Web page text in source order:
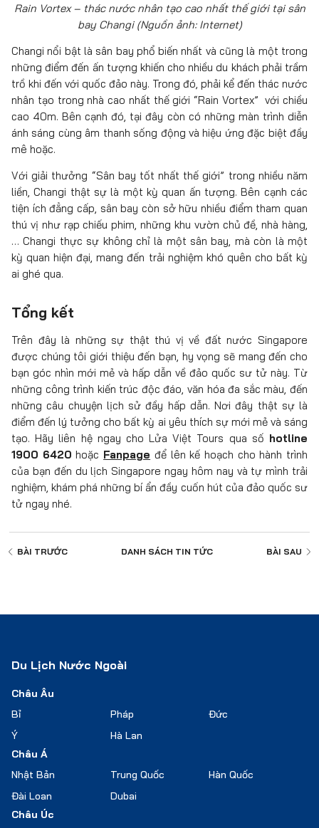
Rain Vortex – thác nước nhân tạo cao nhất thế giới tại sân
bay Changi (Nguồn ảnh: Internet)
Changi nổi bật là sân bay phổ biến nhất và cũng là một trong
những điểm đến ấn tượng khiến cho nhiều du khách phải trầm
trồ khi đến với quốc đảo này. Trong đó, phải kể đến thác nước
nhân tạo trong nhà cao nhất thế giới “Rain Vortex” với chiều
cao 40m. Bên cạnh đó, tại đây còn có những màn trình diễn
ánh sáng cùng âm thanh sống động và hiệu ứng đặc biệt đầy
mê hoặc.
Với giải thưởng “Sân bay tốt nhất thế giới” trong nhiều năm
liền, Changi thật sự là một kỳ quan ấn tượng. Bên cạnh các
tiện ích đẳng cấp, sân bay còn sở hữu nhiều điểm tham quan
thú vị như rạp chiếu phim, những khu vườn chủ đề, nhà hàng,
… Changi thực sự không chỉ là một sân bay, mà còn là một
kỳ quan hiện đại, mang đến trải nghiệm khó quên cho bất kỳ
ai ghé qua.
Tổng kết
Trên đây là những sự thật thú vị về đất nước Singapore
được chúng tôi giới thiệu đến bạn, hy vọng sẽ mang đến cho
bạn góc nhìn mới mẻ và hấp dẫn về đảo quốc sư tử này. Từ
những công trình kiến trúc độc đáo, văn hóa đa sắc màu, đến
những câu chuyện lịch sử đầy hấp dẫn. Nơi đây thật sự là
điểm đến lý tưởng cho bất kỳ ai yêu thích sự mới mẻ và sáng
tạo. Hãy liên hệ ngay cho Lửa Việt Tours qua số hotline
1900 6420 hoặc Fanpage để lên kế hoạch cho hành trình
của bạn đến du lịch Singapore ngay hôm nay và tự mình trải
nghiệm, khám phá những bí ẩn đầy cuốn hút của đảo quốc sư
tử ngay nhé.
BÀI TRƯỚC DANH SÁCH TIN TỨC BÀI SAU
Du Lịch Nước Ngoài
Châu Âu
Bỉ
Pháp
Đức
Ý
Hà Lan
Châu Á
Nhật Bản
Trung Quốc
Hàn Quốc
Đài Loan
Dubai
Châu Úc